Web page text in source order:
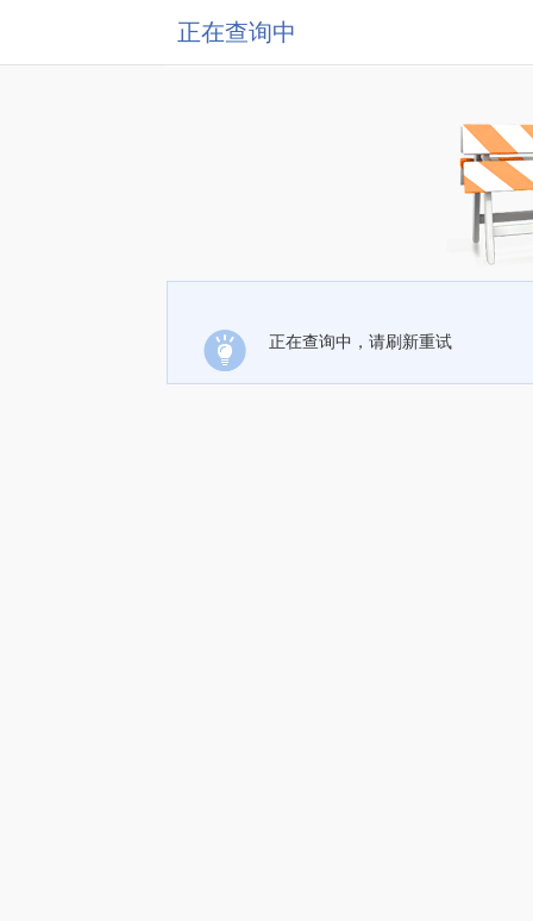
正在查询中
正在查询中，请刷新重试